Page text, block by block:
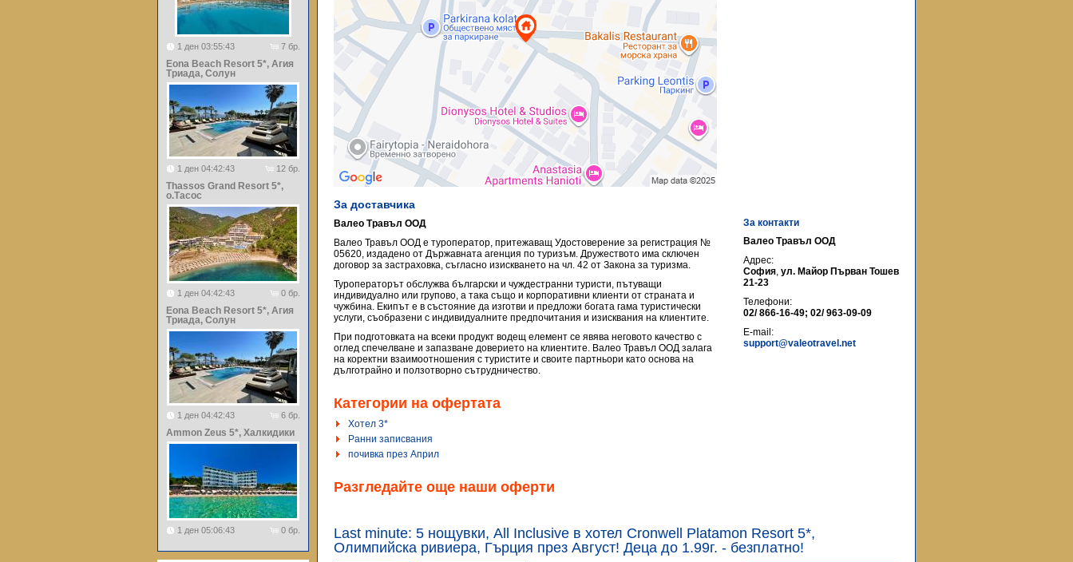
За доставчика
Валео Травъл ООД
Валео Травъл ООД е туроператор, притежаващ Удостоверение за регистрация №
05620, издадено от Държавната агенция по туризъм. Дружеството има сключен
договор за застраховка, съгласно изискването на чл. 42 от Закона за туризма.
Туроператорът обслужва български и чуждестранни туристи, пътуващи
индивидуално или групово, а така също и корпоративни клиенти от страната и
чужбина. Екипът е в състояние да изготви и предложи богата гама туристически
услуги, съобразени с индивидуалните предпочитания и изисквания на клиентите.
При подготовката на всеки продукт водещ елемент се явява неговото качество с
оглед спечелване и запазване доверието на клиентите. Валео Травъл ООД залага
на коректни взаимоотношения с туристите и своите партньори като основа на
дълготрайно и ползотворно сътрудничество.
За контакти
Валео Травъл ООД
Адрес:
София, ул. Майор Първан Тошев
21-23
Телефони:
02/ 866-16-49; 02/ 963-09-09
E-mail:
support@valeotravel.net
Категории на офертата
Хотел 3*
Ранни записвания
почивка през Април
Разгледайте още наши оферти
Last minute: 5 нощувки, All Inclusive в хотел Cronwell Platamon Resort 5*,
Олимпийска ривиера, Гърция през Август! Деца до 1.99г. - безплатно!
1 ден 03:55:43 7 бр.
Eona Beach Resort 5*, Агия
Триада, Солун
1 ден 04:42:43 12 бр.
Thassos Grand Resort 5*,
о.Тасос
1 ден 04:42:43 0 бр.
Eona Beach Resort 5*, Агия
Триада, Солун
1 ден 04:42:43 6 бр.
Ammon Zeus 5*, Халкидики
1 ден 05:06:43 0 бр.